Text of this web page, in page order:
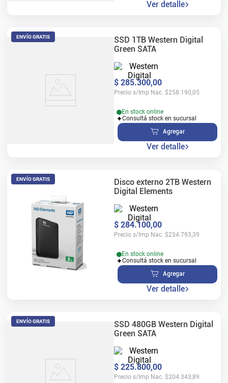
Ver detalle
ENVÍO GRATIS
SSD 1TB Western Digital
Green SATA
$ 285.300,00
Precio s/Imp Nac. $258.190,05
En stock online
Consultá stock en sucursal
Agregar
Ver detalle
ENVÍO GRATIS
Disco externo 2TB Western
Digital Elements
$ 284.100,00
Precio s/Imp Nac. $234.793,39
En stock online
Consultá stock en sucursal
Agregar
Ver detalle
ENVÍO GRATIS
SSD 480GB Western Digital
Green SATA
$ 225.800,00
Precio s/Imp Nac. $204.343,89